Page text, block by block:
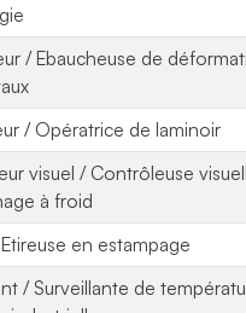
/ Ebaucheuse de
/ Opératrice de laminoir
visuel / Contrôleuse
à froid
en estampage
/ Surveillante de